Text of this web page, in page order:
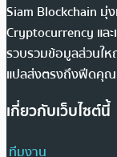
Siam Blockchain มุ่
Cryptocurrency และ
รวบรวมข้อมูลส่วนให
แปลส่งตรงถึงฟีดคุณ
เกี่ยวกับเว็บไซต์นี้
ทีมงาน